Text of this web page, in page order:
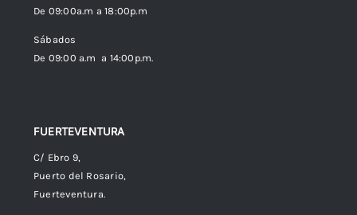
De 09:00a.m a 18:00p.m
Sábados
De 09:00 a.m a 14:00p.m.
FUERTEVENTURA
C/ Ebro 9,
Puerto del Rosario,
Fuerteventura.